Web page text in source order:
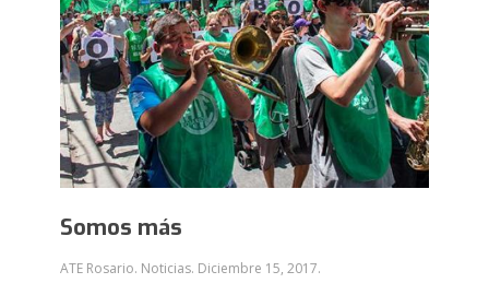
Somos más
ATE Rosario. Noticias. Diciembre 15, 2017.